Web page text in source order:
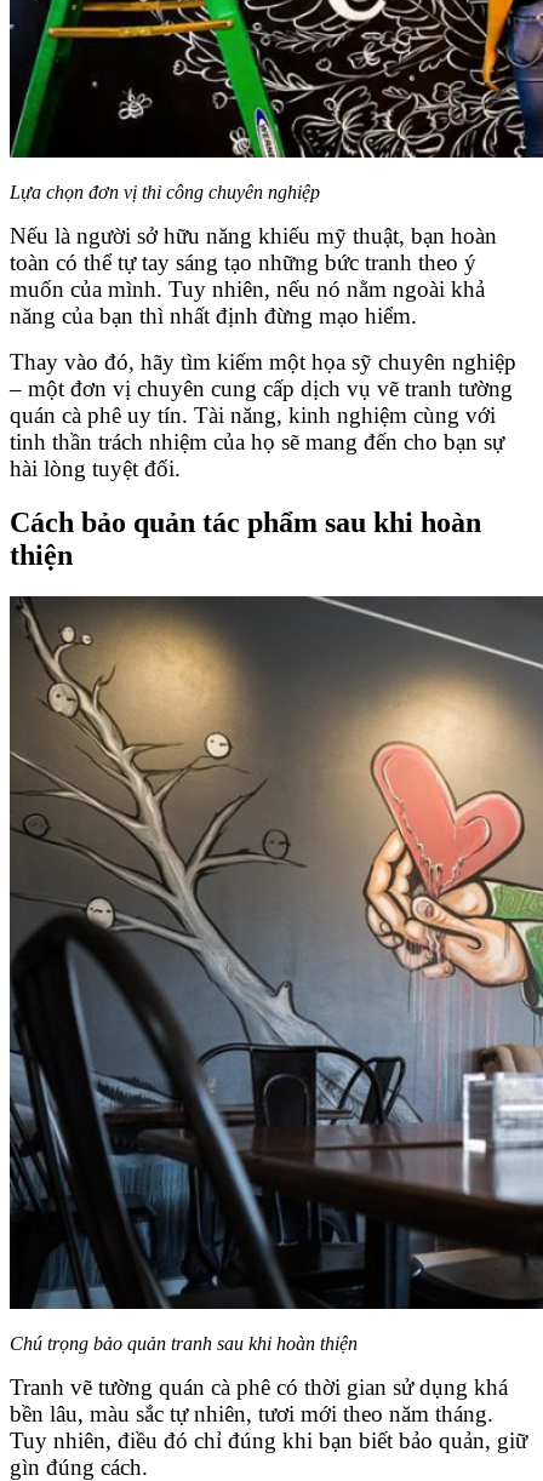
Lựa chọn đơn vị thi công chuyên nghiệp
Nếu là người sở hữu năng khiếu mỹ thuật, bạn hoàn
toàn có thể tự tay sáng tạo những bức tranh theo ý
muốn của mình. Tuy nhiên, nếu nó nằm ngoài khả
năng của bạn thì nhất định đừng mạo hiểm.
Thay vào đó, hãy tìm kiếm một họa sỹ chuyên nghiệp
– một đơn vị chuyên cung cấp dịch vụ vẽ tranh tường
quán cà phê uy tín. Tài năng, kinh nghiệm cùng với
tinh thần trách nhiệm của họ sẽ mang đến cho bạn sự
hài lòng tuyệt đối.
Cách bảo quản tác phẩm sau khi hoàn
thiện
Chú trọng bảo quản tranh sau khi hoàn thiện
Tranh vẽ tường quán cà phê có thời gian sử dụng khá
bền lâu, màu sắc tự nhiên, tươi mới theo năm tháng.
Tuy nhiên, điều đó chỉ đúng khi bạn biết bảo quản, giữ
gìn đúng cách.